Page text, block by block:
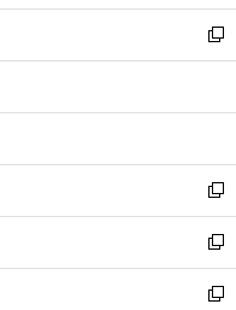
開
く
ウ
で
開
ン
ド
ウ
開
ウ
ィ
ン
ウ
開
く
し
い
ウ
ン
ウ
で
開
く
新
し
ウ
ン
ド
ウ
で
開
く
新
し
い
ウ
ィ
新
し
い
新